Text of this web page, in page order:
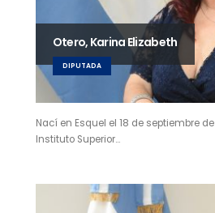
Otero, Karina Elizabeth
DIPUTADA
Nací en Esquel el 18 de septiembre
Instituto Superior…